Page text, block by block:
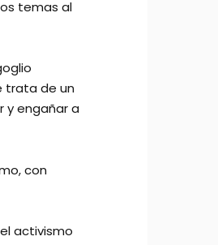
temas al
trata de un
y engañar a
con
activismo